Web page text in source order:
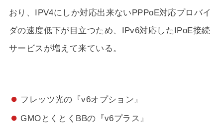
おり、IPV4にしか対応出来ないPPPoE対応プロバイ
ダの速度低下が目立つため、IPv6対応したIPoE接続
サービスが増えて来ている。
フレッツ光の『v6オプション』
GMOとくとくBBの『v6プラス』